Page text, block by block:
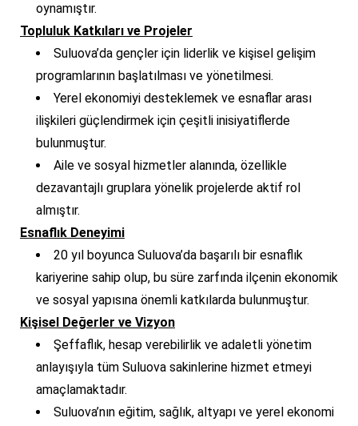
oynamıştır.
Topluluk Katkıları ve Projeler
Suluova’da gençler için liderlik ve kişisel gelişim
programlarının başlatılması ve yönetilmesi.
Yerel ekonomiyi desteklemek ve esnaflar arası
ilişkileri güçlendirmek için çeşitli inisiyatiflerde
bulunmuştur.
Aile ve sosyal hizmetler alanında, özellikle
dezavantajlı gruplara yönelik projelerde aktif rol
almıştır.
Esnaflık Deneyimi
20 yıl boyunca Suluova’da başarılı bir esnaflık
kariyerine sahip olup, bu süre zarfında ilçenin ekonomik
ve sosyal yapısına önemli katkılarda bulunmuştur.
Kişisel Değerler ve Vizyon
Şeffaflık, hesap verebilirlik ve adaletli yönetim
anlayışıyla tüm Suluova sakinlerine hizmet etmeyi
amaçlamaktadır.
Suluova’nın eğitim, sağlık, altyapı ve yerel ekonomi